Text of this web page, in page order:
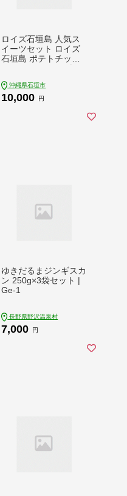
ロイズ石垣島 人気ス
イーツセット ロイズ
石垣島 ポテトチップ
石垣の塩チョコレート
【石垣の塩使用】RO
沖縄県石垣市
10,000 円
ゆきだるまジンギスカ
ン 250g×3袋セット |
Ge-1
長野県野沢温泉村
7,000 円